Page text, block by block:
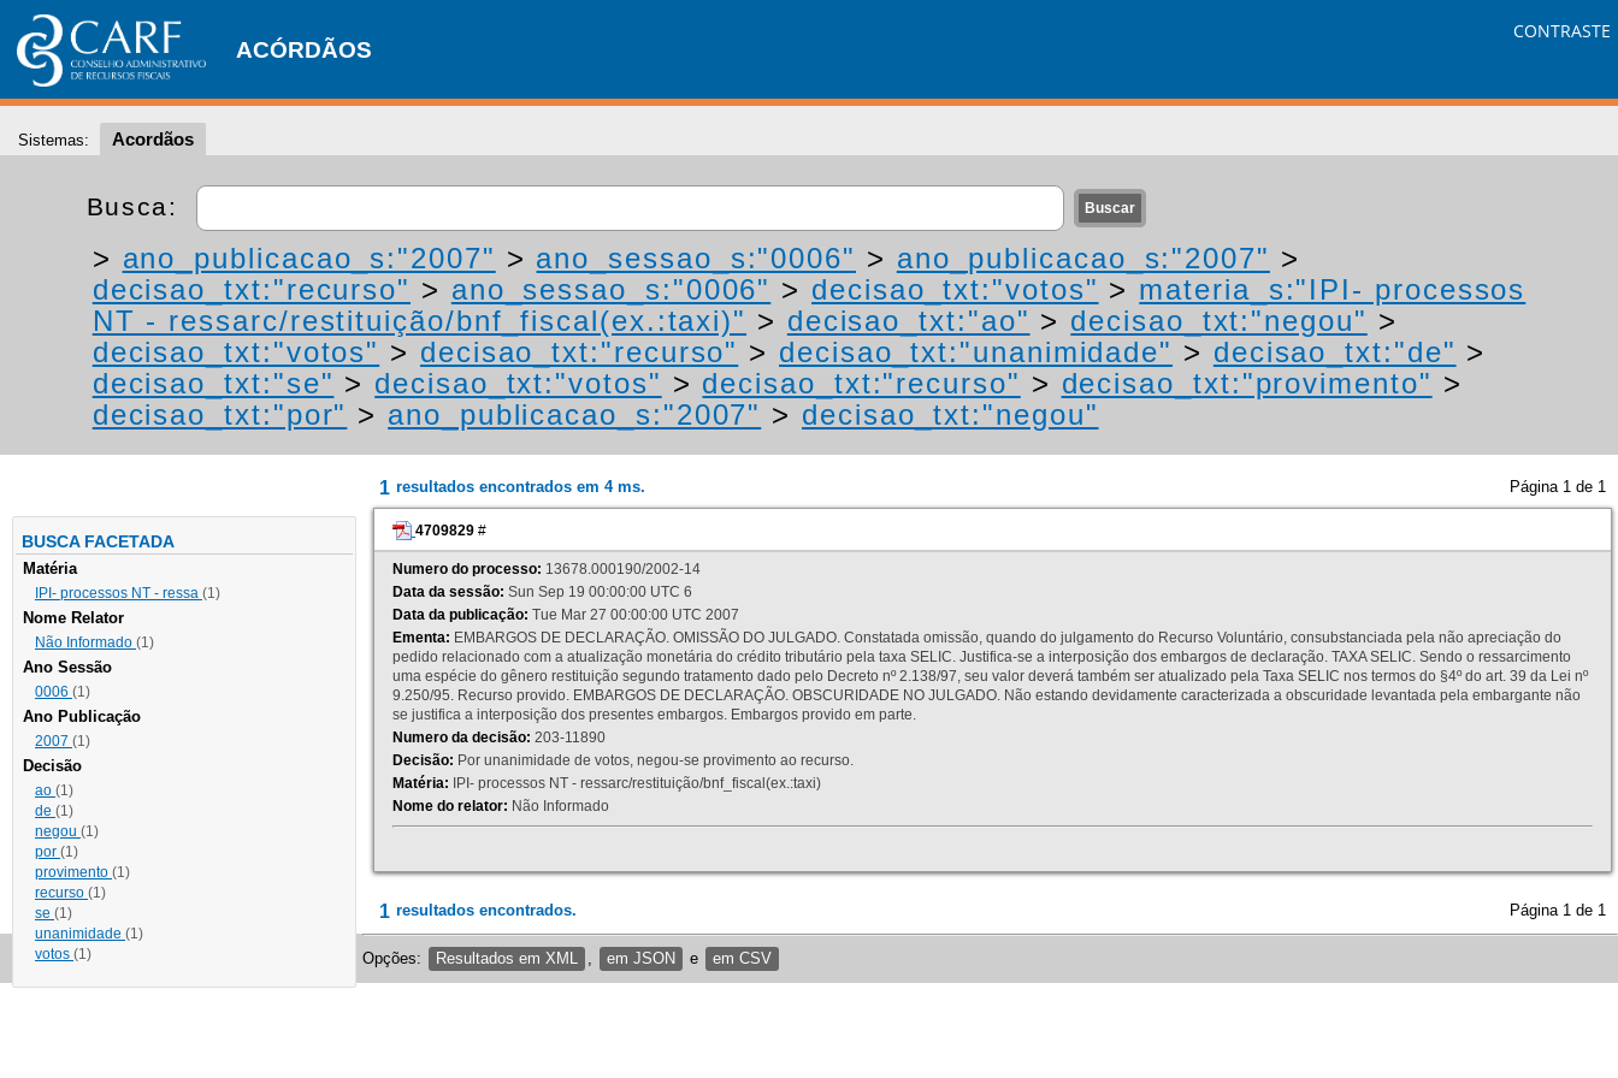
ACÓRDÃOS
CONTRASTE
Sistemas: Acordãos
Busca:
> ano_publicacao_s:"2007" > ano_sessao_s:"0006" > ano_publicacao_s:"2007" >
decisao_txt:"recurso" > ano_sessao_s:"0006" > decisao_txt:"votos" > materia_s:"IPI- processos
NT - ressarc/restituição/bnf_fiscal(ex.:taxi)" > decisao_txt:"ao" > decisao_txt:"negou" >
decisao_txt:"votos" > decisao_txt:"recurso" > decisao_txt:"unanimidade" > decisao_txt:"de" >
decisao_txt:"se" > decisao_txt:"votos" > decisao_txt:"recurso" > decisao_txt:"provimento" >
decisao_txt:"por" > ano_publicacao_s:"2007" > decisao_txt:"negou"
BUSCA FACETADA
Matéria
IPI- processos NT - ressa (1)
Nome Relator
Não Informado (1)
Ano Sessão
0006 (1)
Ano Publicação
2007 (1)
Decisão
ao (1)
de (1)
negou (1)
por (1)
provimento (1)
recurso (1)
se (1)
unanimidade (1)
votos (1)
1 resultados encontrados em 4 ms. Página 1 de 1
4709829 #
Numero do processo: 13678.000190/2002-14
Data da sessão: Sun Sep 19 00:00:00 UTC 6
Data da publicação: Tue Mar 27 00:00:00 UTC 2007
Ementa: EMBARGOS DE DECLARAÇÃO. OMISSÃO DO JULGADO. Constatada omissão, quando do julgamento do Recurso Voluntário, consubstanciada pela não apreciação do
pedido relacionado com a atualização monetária do crédito tributário pela taxa SELIC. Justifica-se a interposição dos embargos de declaração. TAXA SELIC. Sendo o ressarcimento
uma espécie do gênero restituição segundo tratamento dado pelo Decreto nº 2.138/97, seu valor deverá também ser atualizado pela Taxa SELIC nos termos do §4º do art. 39 da Lei nº
9.250/95. Recurso provido. EMBARGOS DE DECLARAÇÃO. OBSCURIDADE NO JULGADO. Não estando devidamente caracterizada a obscuridade levantada pela embargante não
se justifica a interposição dos presentes embargos. Embargos provido em parte.
Numero da decisão: 203-11890
Decisão: Por unanimidade de votos, negou-se provimento ao recurso.
Matéria: IPI- processos NT - ressarc/restituição/bnf_fiscal(ex.:taxi)
Nome do relator: Não Informado
1 resultados encontrados. Página 1 de 1
Opções: Resultados em XML em JSON e em CSV